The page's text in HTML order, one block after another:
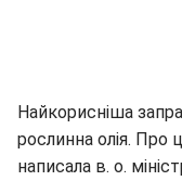
Найкорисніша
рослинна олія. Про
написала в. о.